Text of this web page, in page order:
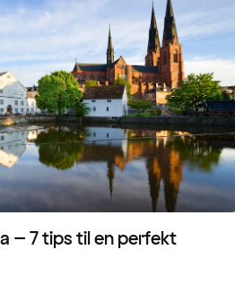
– 7 tips til en perfekt